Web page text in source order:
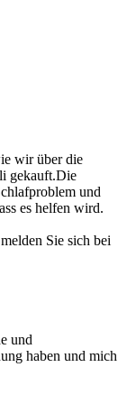
wir über die
gekauft.Die
und
es helfen wird.
Sie sich bei
und
haben und mich